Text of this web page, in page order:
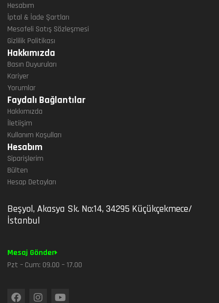
Hesabım
İptal & İade Şartları
Mesafeli Satış Sözleşmesi
Gizlilik Politikası
Hakkımızda
Basın Duyuruları
Kariyer
Yorumlar
Faydalı Bağlantılar
Hakkımızda
İletiişim
Kullanım Koşulları
Hesabım
Siparişlerim
Bülten
Hesap Detayları
Beşyol, Akasya Sk. No:14, 34295 Küçükçekmece/
İstanbul
Mesaj Gönder
Pzt – Cum: 09.00 – 17.00